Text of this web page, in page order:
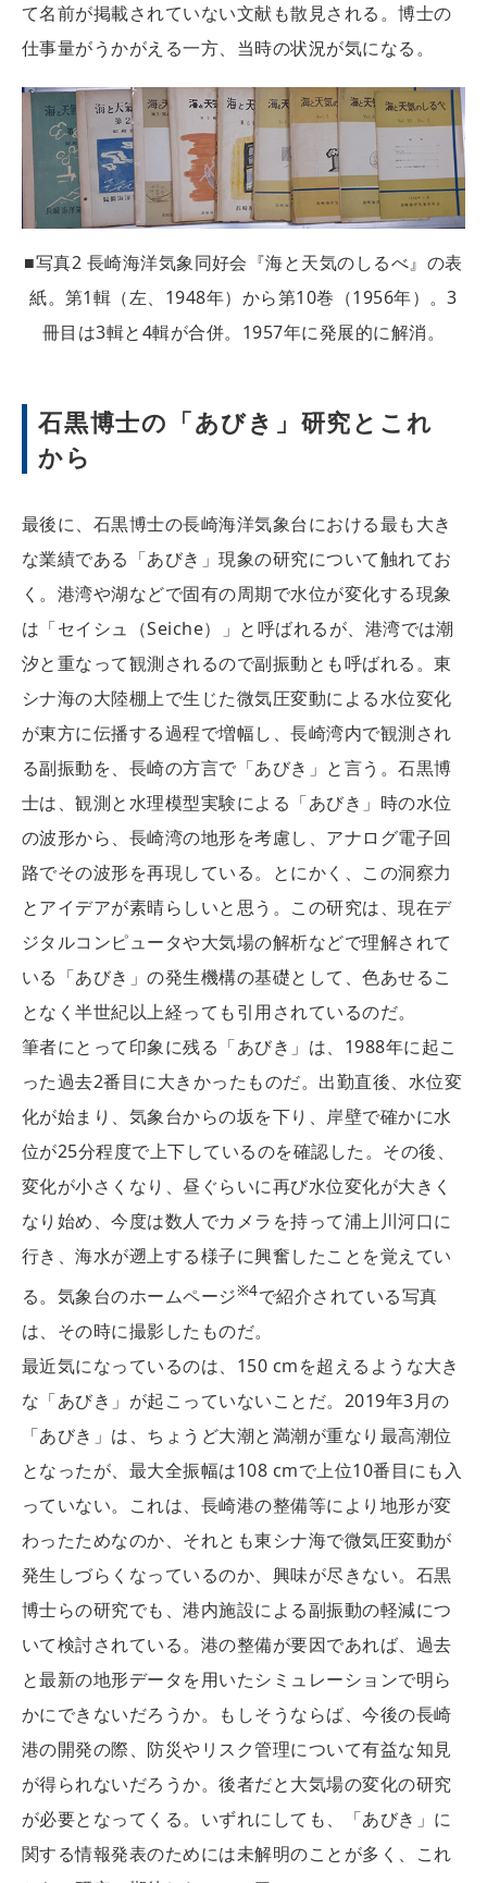
て名前が掲載されていない文献も散見される。博士の
仕事量がうかがえる一方、当時の状況が気になる。
■写真2 長崎海洋気象同好会『海と天気のしるべ』の表
紙。第1輯（左、1948年）から第10巻（1956年）。3
冊目は3輯と4輯が合併。1957年に発展的に解消。
石黒博士の「あびき」研究とこれ
から
最後に、石黒博士の長崎海洋気象台における最も大き
な業績である「あびき」現象の研究について触れてお
く。港湾や湖などで固有の周期で水位が変化する現象
は「セイシュ（Seiche）」と呼ばれるが、港湾では潮
汐と重なって観測されるので副振動とも呼ばれる。東
シナ海の大陸棚上で生じた微気圧変動による水位変化
が東方に伝播する過程で増幅し、長崎湾内で観測され
る副振動を、長崎の方言で「あびき」と言う。石黒博
士は、観測と水理模型実験による「あびき」時の水位
の波形から、長崎湾の地形を考慮し、アナログ電子回
路でその波形を再現している。とにかく、この洞察力
とアイデアが素晴らしいと思う。この研究は、現在デ
ジタルコンピュータや大気場の解析などで理解されて
いる「あびき」の発生機構の基礎として、色あせるこ
となく半世紀以上経っても引用されているのだ。
筆者にとって印象に残る「あびき」は、1988年に起こ
った過去2番目に大きかったものだ。出勤直後、水位変
化が始まり、気象台からの坂を下り、岸壁で確かに水
位が25分程度で上下しているのを確認した。その後、
変化が小さくなり、昼ぐらいに再び水位変化が大きく
なり始め、今度は数人でカメラを持って浦上川河口に
行き、海水が遡上する様子に興奮したことを覚えてい
る。気象台のホームページ※4で紹介されている写真
は、その時に撮影したものだ。
最近気になっているのは、150 cmを超えるような大き
な「あびき」が起こっていないことだ。2019年3月の
「あびき」は、ちょうど大潮と満潮が重なり最高潮位
となったが、最大全振幅は108 cmで上位10番目にも入
っていない。これは、長崎港の整備等により地形が変
わったためなのか、それとも東シナ海で微気圧変動が
発生しづらくなっているのか、興味が尽きない。石黒
博士らの研究でも、港内施設による副振動の軽減につ
いて検討されている。港の整備が要因であれば、過去
と最新の地形データを用いたシミュレーションで明ら
かにできないだろうか。もしそうならば、今後の長崎
港の開発の際、防災やリスク管理について有益な知見
が得られないだろうか。後者だと大気場の変化の研究
が必要となってくる。いずれにしても、「あびき」に
関する情報発表のためには未解明のことが多く、これ